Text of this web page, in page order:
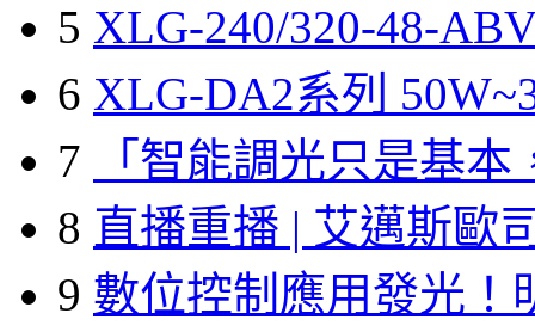
5 XLG-240/320-48-
6 XLG-DA2系列
7
「智能調光只是基本
8 直播重播 | 艾邁斯歐
9 數位控制應用發光！